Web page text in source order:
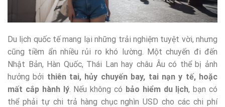
Du lịch quốc tế mang lại những trải nghiệm tuyệt vời, nhưng
cũng tiềm ẩn nhiều rủi ro khó lường. Một chuyến đi đến
Nhật Bản, Hàn Quốc, Thái Lan hay châu Âu có thể bị ảnh
hưởng bởi thiên tai, hủy chuyến bay, tai nạn y tế, hoặc
mất cắp hành lý. Nếu không có bảo hiểm du lịch, bạn có
thể phải tự chi trả hàng chục nghìn USD cho các chi phí